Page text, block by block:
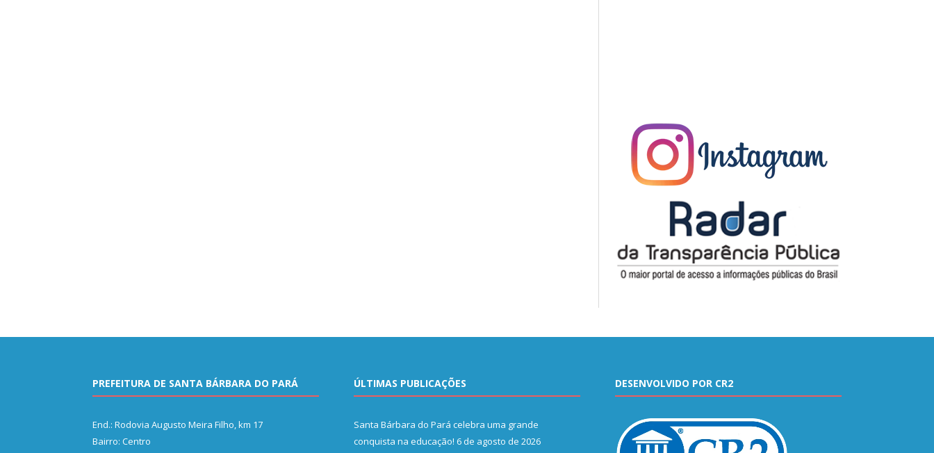
PREFEITURA DE SANTA BÁRBARA DO PARÁ
End.: Rodovia Augusto Meira Filho, km 17
Bairro: Centro
ÚLTIMAS PUBLICAÇÕES
Santa Bárbara do Pará celebra uma grande
conquista na educação! 6 de agosto de 2026
DESENVOLVIDO POR CR2